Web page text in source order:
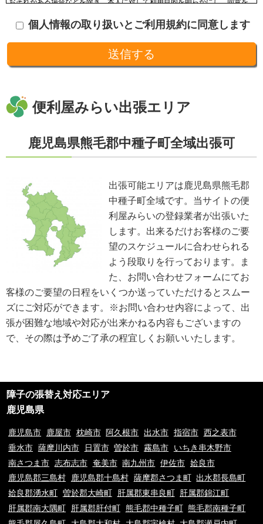
範囲を限定し、適切に取り扱います。収集した個人情報は、法令に基づく命
十分な個人情報保護の水準を備える者を選び、また、契約等によって保護水
準を守るよう定めた上で、指導・管理を実施し、適切に取り扱います。
す。個人情報の滅失、き損、漏えいおよび不正アクセスなどの予防ならびに
是正。当方は、お客様の個人情報を厳格に管理し、滅失、き損、漏えいや不
情報の取扱いと運用に関する具体的ルールを定め、責任者を設けます。
個人情報に関する法令およびその他の規範の遵守
当社の役員、社員、協働者は、個人情報保護や通信の秘密に関する法令やガ
人情報保護が効果的に実施されるよう、個人情報保護方針および社内規程類
を継続して改善します。
個人情報の取扱いに関する問い合わせおよび相談窓口
当方所定の窓口にて、合理的な範囲で対応いたします。
[お問い合わせ先]
便利屋みらい
お問い合わせ方法：
メールフォーム
お問い合わせ電話番号：お客様（ご注文後）から問い合わせ等があった場合
は、遅滞なく電話番号の開示を行います。
※業務の性質上、サイトに掲載はしておりません。
※以上の方針を改定することがあります。その場合、すべての改定は当ウェ
ブページにて通知致します。
ご利用規約
①ご訪問予約後のご訪問前のキャンセルは、キャンセル料5,500円(税込)を
③荒天（大雨・大雪・強風など）の場合は、作業日を変更させていただく場
合もございます。あらかじめご了承下さい。
下見をさせて頂くにあたり下見料として5,500円(税込)を申し受けます。
す。また下見にお伺いした作業員が承ることが出来ない作業内容と判断した
場合も、5,500円(税込)を申し受けます。
⑥料金提示について、お電話やメッセージでのご案内の料金と現場を拝見さ
ムは一切お受け付けておりません。※現場の環境やお客様のご依頼内容によ
って料金が変動するため
⑦9時00分～20時00分以外の出張をご希望の場合は特別出張料がかかりま
個人情報の取り扱いとご利用規約に同意します
便利屋みらい出張エリア
鹿児島県熊毛郡中種子町全域出張可
出張可能エリアは鹿児島県熊毛郡
中種子町全域です。当サイトの便
利屋みらいの登録業者が出張いた
します。出来るだけお客様のご要
望のスケジュールに合わせられる
よう段取りを行っております。ま
た、お問い合わせフォームにてお
客様のご要望の日程をいくつか送っていただけるとスムー
ズにご対応ができます。※お問い合わせ内容によって、出
張が困難な地域や対応が出来かねる内容もございますの
で、その際は予めご了承の程宜しくお願いいたします。
障子の張替え対応エリア
鹿児島県
鹿児島市 鹿屋市 枕崎市 阿久根市 出水市 指宿市 西之表市
垂水市 薩摩川内市 日置市 曽於市 霧島市
いちき串木野市
南さつま市 志布志市 奄美市 南九州市 伊佐市 姶良市
鹿児島郡三島村
鹿児島郡十島村 薩摩郡さつま町 出水郡長島町
姶良郡湧水町 曽於郡大崎町 肝属郡東串良町 肝属郡錦江町
肝属郡南大隅町
肝属郡肝付町 熊毛郡中種子町 熊毛郡南種子町